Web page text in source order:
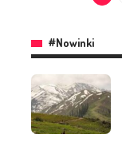
#Nowinki